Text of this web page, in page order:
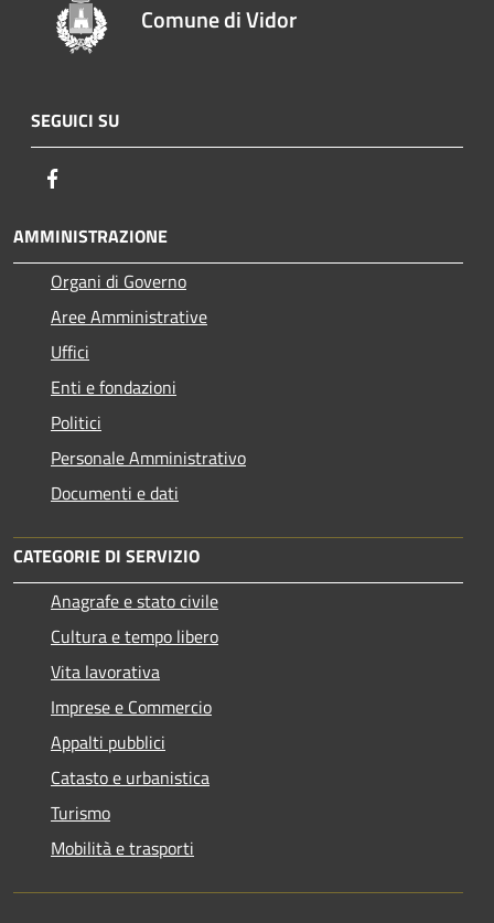
Comune di Vidor
SEGUICI SU
AMMINISTRAZIONE
Organi di Governo
Aree Amministrative
Uffici
Enti e fondazioni
Politici
Personale Amministrativo
Documenti e dati
CATEGORIE DI SERVIZIO
Anagrafe e stato civile
Cultura e tempo libero
Vita lavorativa
Imprese e Commercio
Appalti pubblici
Catasto e urbanistica
Turismo
Mobilità e trasporti